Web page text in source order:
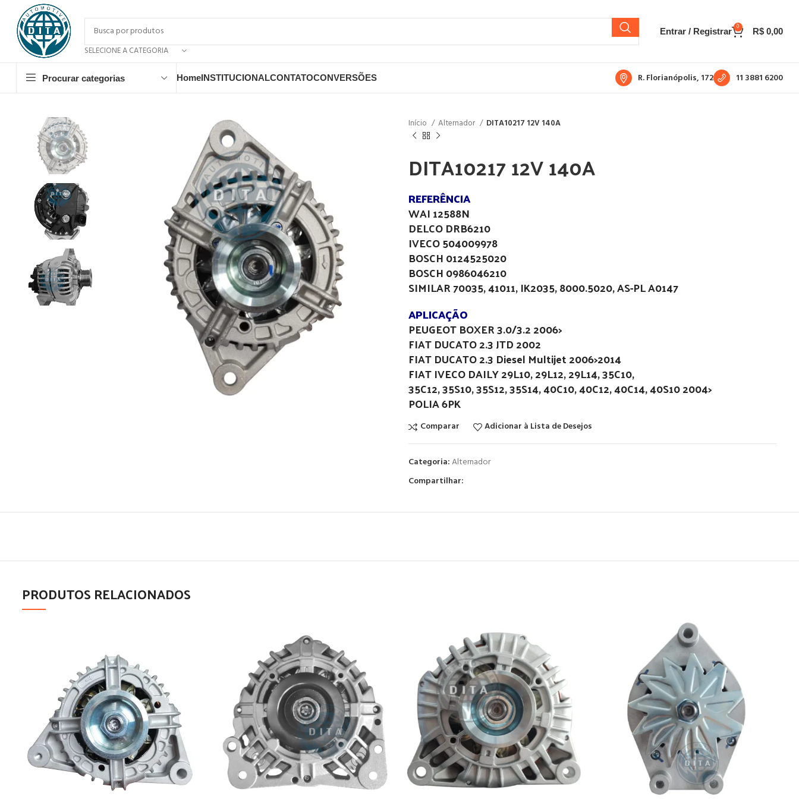
SELECIONE A CATEGORIA
Entrar / Registrar 0 R$ 0,00
Procurar categorias HomeINSTITUCIONALCONTATOCONVERSÕES R. Florianópolis, 172 11 3881 6200
Início Alternador DITA10217 12V 140A
DITA10217 12V 140A
REFERÊNCIA
WAI 12588N
DELCO DRB6210
IVECO 504009978
BOSCH 0124525020
BOSCH 0986046210
SIMILAR 70035, 41011, IK2035, 8000.5020, AS-PL A0147
APLICAÇÃO
PEUGEOT BOXER 3.0/3.2 2006>
FIAT DUCATO 2.3 JTD 2002
FIAT DUCATO 2.3 Diesel Multijet 2006>2014
FIAT IVECO DAILY 29L10, 29L12, 29L14, 35C10,
35C12, 35S10, 35S12, 35S14, 40C10, 40C12, 40C14, 40S10 2004>
POLIA 6PK
Comparar Adicionar à Lista de Desejos
Categoria:Alternador
Compartilhar:
PRODUTOS RELACIONADOS